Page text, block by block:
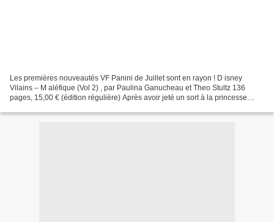
Les premières nouveautés VF Panini de Juillet sont en rayon ! D isney
Vilains – M aléfique (Vol 2) , par Paulina Ganucheau et Theo Stultz 136
pages, 15,00 € (édition régulière) Après avoir jeté un sort à la princesse